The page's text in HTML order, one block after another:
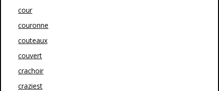
cour
couronne
couteaux
couvert
crachoir
craziest